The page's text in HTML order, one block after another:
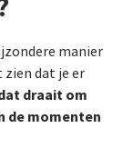
manier
dat je er
draait om
de momenten